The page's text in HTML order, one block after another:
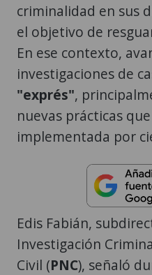
criminalidad en sus
el objetivo de
En ese contexto,
investigaciones de
"exprés",
nuevas prácticas
implementada por
Edis Fabián,
Investigación
Civil (PNC), señaló